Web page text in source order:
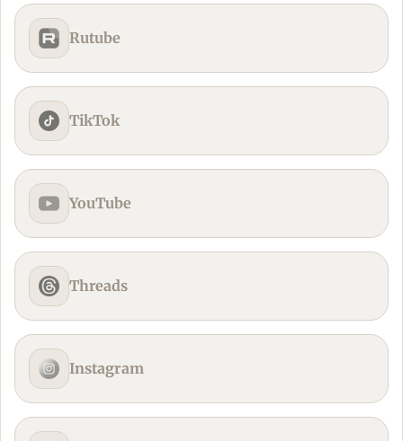
Rutube
TikTok
YouTube
Threads
Instagram